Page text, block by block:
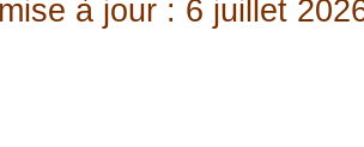
à jour : 6 juillet